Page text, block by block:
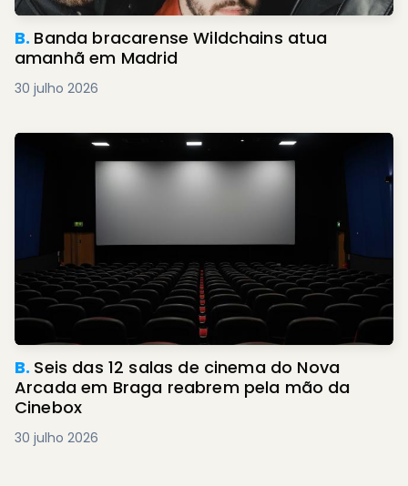
B. Banda bracarense Wildchains atua
amanhã em Madrid
30 julho 2026
B. Seis das 12 salas de cinema do Nova
Arcada em Braga reabrem pela mão da
Cinebox
30 julho 2026